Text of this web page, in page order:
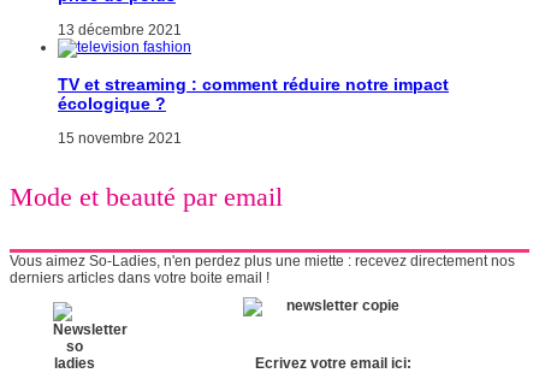
13 décembre 2021
TV et streaming : comment réduire notre impact
écologique ?
15 novembre 2021
Mode et beauté par email
Vous aimez So-Ladies, n'en perdez plus une miette : recevez directement nos
derniers articles dans votre boite email !
Ecrivez votre email ici: